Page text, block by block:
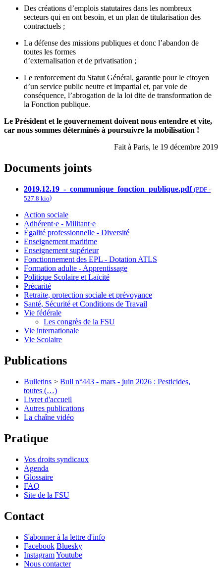
Des créations d’emplois statutaires dans les nombreux
secteurs qui en ont besoin, et un plan de titularisation des
contractuels ;
La défense des missions publiques et donc l’abandon de
toutes les formes
d’externalisation et de privatisation ;
Le renforcement du Statut Général, garantie pour le citoyen
d’un service public neutre et impartial et, par voie de
conséquence, l’abrogation de la loi dite de transformation de
la Fonction publique.
Le Président et le gouvernement doivent nous entendre et vite,
car nous sommes déterminés à poursuivre la mobilisation !
Fait à Paris, le 19 décembre 2019
Documents joints
2019.12.19_-_communique_fonction_publique.pdf (PDF -
527.8 kio)
Action sociale
Adhérent·e - Militant·e
Égalité professionnelle - Diversité
Enseignement maritime
Enseignement supérieur
Fonctionnement des EPL - Dotation ATLS
Formation adulte - Apprentissage
Politique Scolaire et Laïcité
Précarité
Retraite, protection sociale et prévoyance
Santé, Sécurité et Conditions de Travail
Vie fédérale
Les congrès de la FSU
Vie internationale
Vie Scolaire
Publications
Bulletins > Bull n°443 - mars - juin 2026 : Pesticides,
toutes (…)
Livret d'accueil
Autres publications
La chaîne vidéo
Pratique
Vos droits syndicaux
Agenda
Glossaire
FAQ
Site de la FSU
Contact
S'abonner à la lettre d'info
Facebook Bluesky
InstagramYoutube
Nous contacter